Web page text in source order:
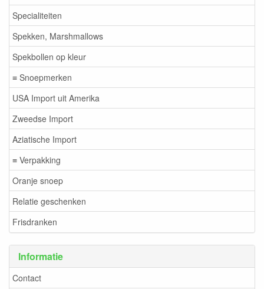
Specialiteiten
Spekken, Marshmallows
Spekbollen op kleur
≡ Snoepmerken
USA Import uit Amerika
Zweedse Import
Aziatische Import
≡ Verpakking
Oranje snoep
Relatie geschenken
Frisdranken
Informatie
Contact